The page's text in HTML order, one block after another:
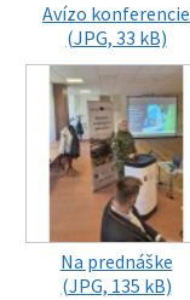
Avízo konferencie
(JPG, 33 kB)
Na prednáške
(JPG, 135 kB)